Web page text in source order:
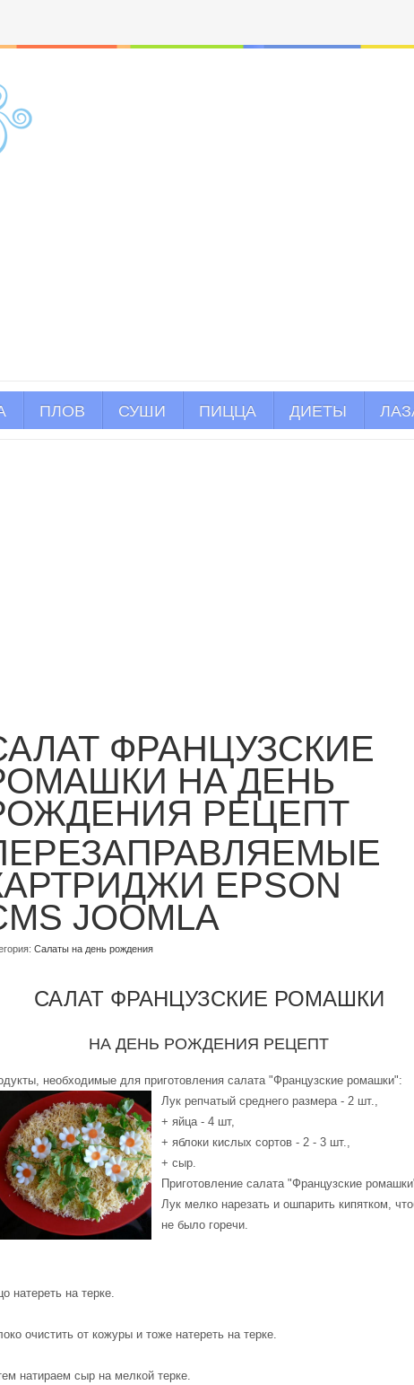
ПЛОВ СУШИ ПИЦЦА ДИЕТЫ
ФРАНЦУЗСКИЕ
НА ДЕНЬ
РЕЦЕПТ
EPSON
JOOMLA
Салаты на день рождения
САЛАТ ФРАНЦУЗСКИЕ РОМАШКИ
НА ДЕНЬ РОЖДЕНИЯ РЕЦЕПТ
необходимые для приготовления салата "Французские ромашки":
Лук репчатый среднего размера - 2 шт.,
+ яйца - 4 шт,
+ яблоки кислых сортов - 2 - 3 шт.,
+ сыр.
Приготовление салата "Французские
Лук мелко нарезать и ошпарить кипятком,
не было горечи.
натереть на терке.
очистить от кожуры и тоже натереть на терке.
натираем сыр на мелкой терке.